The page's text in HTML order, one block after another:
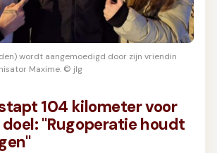
INSCHRIJVEN
wordt aangemoedigd door zijn vriendin
Maxime. © jlg
104 kilometer voor
"Rugoperatie houdt